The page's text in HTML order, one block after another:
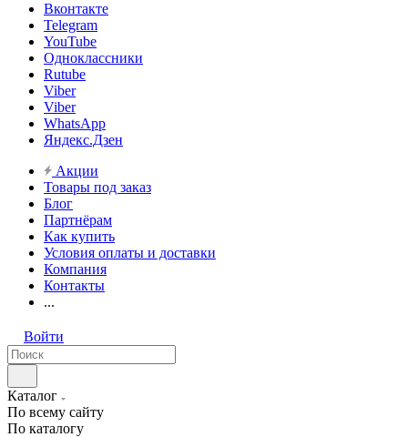
Вконтакте
Telegram
YouTube
Одноклассники
Rutube
Viber
Viber
WhatsApp
Яндекс.Дзен
Акции
Товары под заказ
Блог
Партнёрам
Как купить
Условия оплаты и доставки
Компания
Контакты
...
Войти
Каталог
По всему сайту
По каталогу